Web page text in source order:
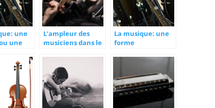
une
une
L’ampleur des
musiciens dans le
La musique: une
forme
artistique